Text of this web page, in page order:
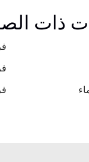
ذات